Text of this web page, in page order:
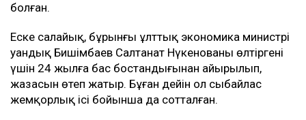
болған.
Еске салайық, бұрынғы ұлттық экономика министрі
Қуандық Бишімбаев Салтанат Нүкенованы өлтіргені
үшін 24 жылға бас бостандығынан айырылып,
жазасын өтеп жатыр. Бұған дейін ол сыбайлас
жемқорлық ісі бойынша да сотталған.